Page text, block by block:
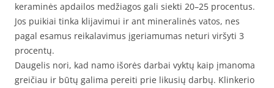
keraminės apdailos medžiagos gali siekti 20–25 procentus.
Jos puikiai tinka klijavimui ir ant mineralinės vatos, nes
pagal esamus reikalavimus įgeriamumas neturi viršyti 3
procentų.
Daugelis nori, kad namo išorės darbai vyktų kaip įmanoma
greičiau ir būtų galima pereiti prie likusių darbų. Klinkerio